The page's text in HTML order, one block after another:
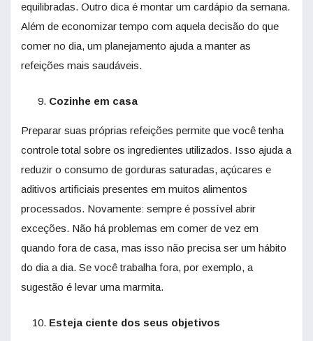
equilibradas. Outro dica é montar um cardápio da semana.
Além de economizar tempo com aquela decisão do que
comer no dia, um planejamento ajuda a manter as
refeições mais saudáveis.
Cozinhe em casa
Preparar suas próprias refeições permite que você tenha
controle total sobre os ingredientes utilizados. Isso ajuda a
reduzir o consumo de gorduras saturadas, açúcares e
aditivos artificiais presentes em muitos alimentos
processados. Novamente: sempre é possível abrir
exceções. Não há problemas em comer de vez em
quando fora de casa, mas isso não precisa ser um hábito
do dia a dia. Se você trabalha fora, por exemplo, a
sugestão é levar uma marmita.
Esteja ciente dos seus objetivos